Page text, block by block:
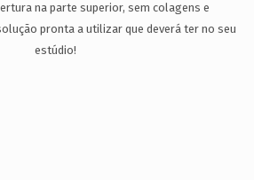
na parte superior, sem colagens e
pronta a utilizar que deverá ter no seu
estúdio!